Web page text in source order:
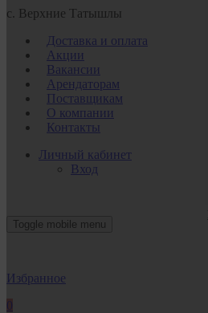
с. Верхние Татышлы
Доставка и оплата
Акции
Вакансии
Арендаторам
Поставщикам
О компании
Контакты
Личный кабинет
Вход
Toggle mobile menu
Избранное
0